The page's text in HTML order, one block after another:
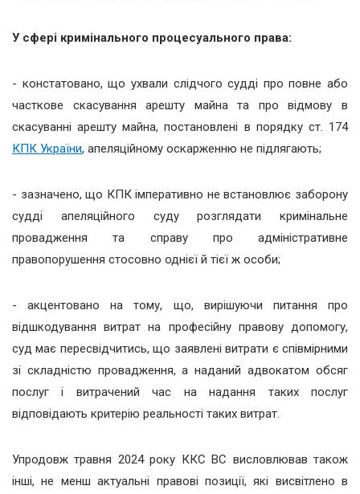
У сфері кримінального процесуального права:
- констатовано, що ухвали слідчого судді про повне або
часткове скасування арешту майна та про відмову в
скасуванні арешту майна, постановлені в порядку ст. 174
КПК України, апеляційному оскарженню не підлягають;
- зазначено, що КПК імперативно не встановлює заборону
судді апеляційного суду розглядати кримінальне
провадження та справу про адміністративне
правопорушення стосовно однієї й тієї ж особи;
- акцентовано на тому, що, вирішуючи питання про
відшкодування витрат на професійну правову допомогу,
суд має пересвідчитись, що заявлені витрати є співмірними
зі складністю провадження, а наданий адвокатом обсяг
послуг і витрачений час на надання таких послуг
відповідають критерію реальності таких витрат.
Упродовж травня 2024 року ККС ВС висловлював також
інші, не менш актуальні правові позиції, які висвітлено в